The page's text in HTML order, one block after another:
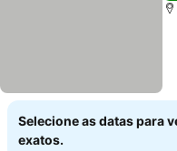
Selecione as datas para
exatos.